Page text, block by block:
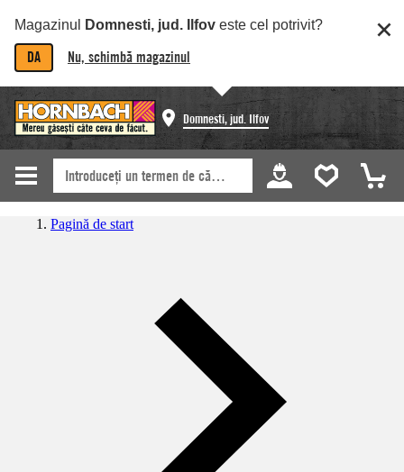
Magazinul Domnesti, jud. Ilfov este cel potrivit?
DA Nu, schimbă magazinul
Domnesti, jud. Ilfov
Pagină de start